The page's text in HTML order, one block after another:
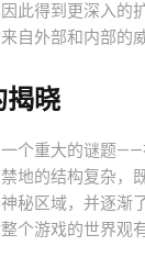
此得到更深入的
自外部和内部的
揭晓
个重大的谜题
地的结构复杂，
秘区域，并逐渐
个游戏的世界观